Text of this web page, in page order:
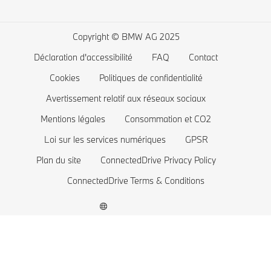
BMW Série 3
BMW Série 2
BMW Série 1
La famille BMW X1
BMW M
Voitures électriques BMW
Coût des voitures électriques
Batterie de voiture électrique
Copyright © BMW AG 2025
Déclaration d'accessibilité
FAQ
Contact
Cookies
Politiques de confidentialité
Avertissement relatif aux réseaux sociaux
Mentions légales
Consommation et CO2
Loi sur les services numériques
GPSR
Plan du site
ConnectedDrive Privacy Policy
ConnectedDrive Terms & Conditions